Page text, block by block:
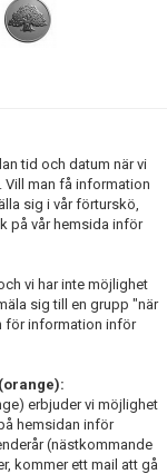
tid och datum när vi
man få information
sig i vår förturskö,
på vår hemsida inför
vi har inte möjlighet
sig till en grupp "när
för information inför
erbjuder vi möjlighet
hemsidan inför
(nästkommande
kommer ett mail att gå